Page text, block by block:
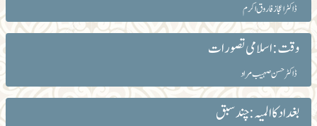
ڈاکٹر اعجاز فاروق اکرم
وقت : اسلامی تصورات
ڈاکٹر حسن صہیب مراد
بغداد کا المیہ : چند سبق